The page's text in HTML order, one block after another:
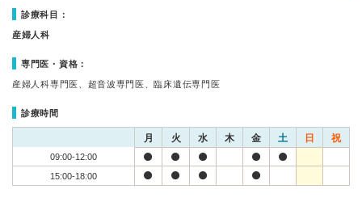
診療科目：
産婦人科
専門医・資格：
産婦人科専門医、超音波専門医、臨床遺伝専門医
診療時間
月 火 水 木 金 土 日 祝
09:00-12:00
15:00-18:00